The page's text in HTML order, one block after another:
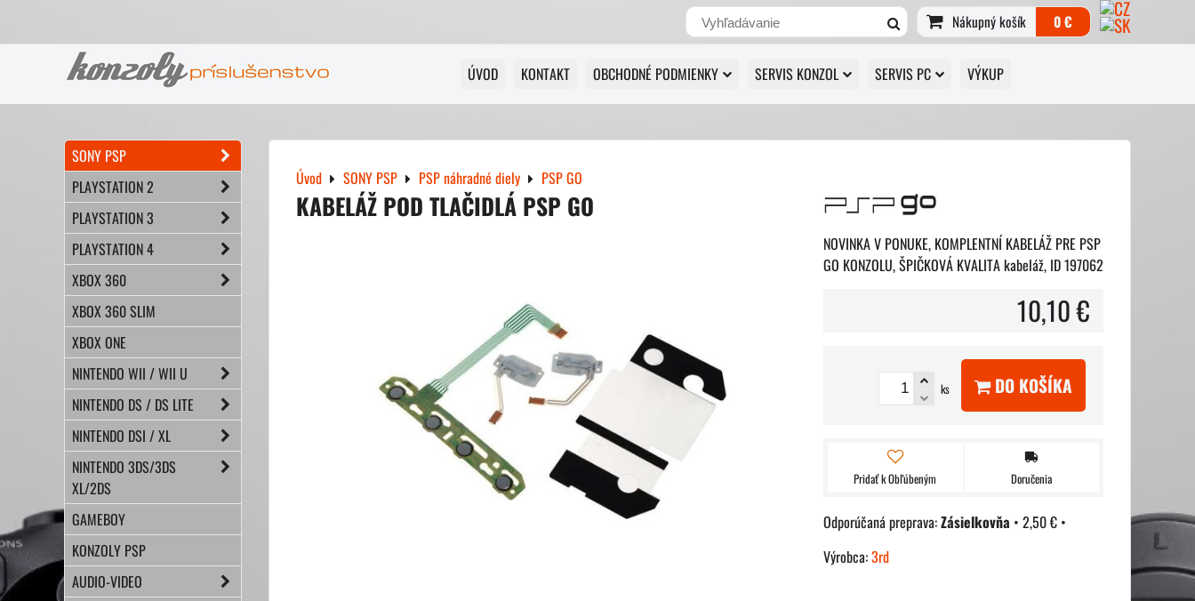
Nákupný košík 0 €
ÚVOD KONTAKT OBCHODNÉ PODMIENKY SERVIS KONZOL SERVIS PC VÝKUP
Úvod SONY PSP PSP náhradné diely PSP GO
KABELÁŽ POD TLAČIDLÁ PSP GO
NOVINKA V PONUKE, KOMPLENTNÍ KABELÁŽ PRE PSP
GO KONZOLU, ŠPIČKOVÁ KVALITA kabeláž, ID 197062
10,10 €
ks DO KOŠÍKA
Pridať k Obľúbeným Doručenia
Zásielkovňa • 2,50 € •
Výrobca:3rd
SONY PSP
PLAYSTATION 2
PLAYSTATION 3
PLAYSTATION 4
XBOX 360
XBOX 360 SLIM
XBOX ONE
NINTENDO WII / WII U
NINTENDO DS / DS LITE
NINTENDO DSI / XL
NINTENDO 3DS/3DS
XL/2DS
GAMEBOY
KONZOLY PSP
AUDIO-VIDEO